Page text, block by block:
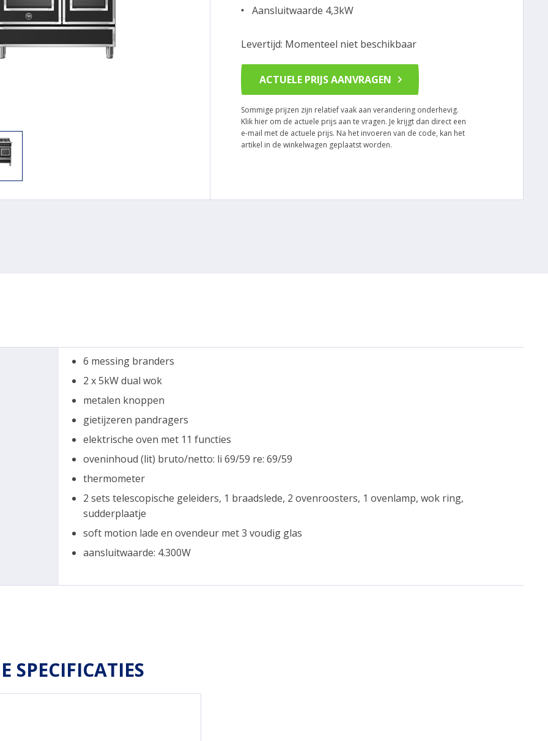
Levertijd: Momenteel niet beschikbaar
Aansluitwaarde 4,3kW
ACTUELE PRIJS AANVRAGEN
Sommige prijzen zijn relatief vaak aan verandering onderhevig.
Klik hier om de actuele prijs aan te vragen. Je krijgt dan direct een
e-mail met de actuele prijs. Na het invoeren van de code, kan het
artikel in de winkelwagen geplaatst worden.
6 messing branders
2 x 5kW dual wok
metalen knoppen
gietijzeren pandragers
elektrische oven met 11 functies
oveninhoud (lit) bruto/netto: li 69/59 re: 69/59
thermometer
2 sets telescopische geleiders, 1 braadslede, 2 ovenroosters, 1 ovenlamp, wok ring,
sudderplaatje
soft motion lade en ovendeur met 3 voudig glas
aansluitwaarde: 4.300W
SPECIFICATIES